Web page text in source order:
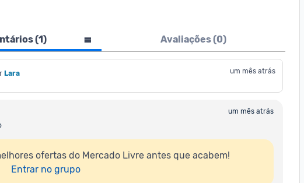
(1) Avaliações (0)
Lara um mês atrás
um mês atrás
ofertas do Mercado Livre antes que acabem!
Entrar no grupo